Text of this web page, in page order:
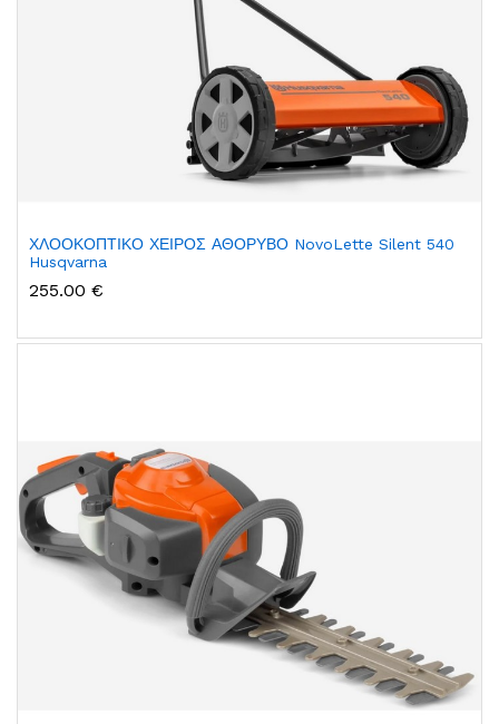
ΧΛΟΟΚΟΠΤΙΚΟ ΧΕΙΡΟΣ ΑΘΟΡΥΒΟ NovoLette Silent 540
Husqvarna
255.00 €